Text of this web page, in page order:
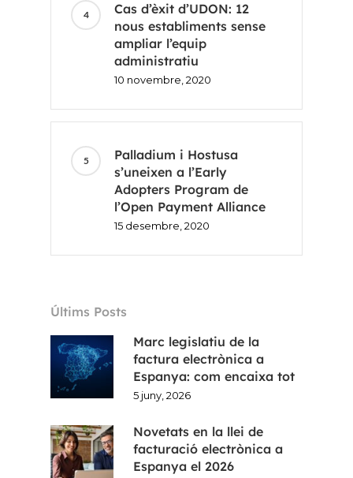
Cas d’èxit d’UDON: 12
nous establiments sense
ampliar l’equip
administratiu
10 novembre, 2020
Palladium i Hostusa
s’uneixen a l’Early
Adopters Program de
l’Open Payment Alliance
15 desembre, 2020
Últims Posts
Marc legislatiu de la
factura electrònica a
Espanya: com encaixa tot
5 juny, 2026
Novetats en la llei de
facturació electrònica a
Espanya el 2026